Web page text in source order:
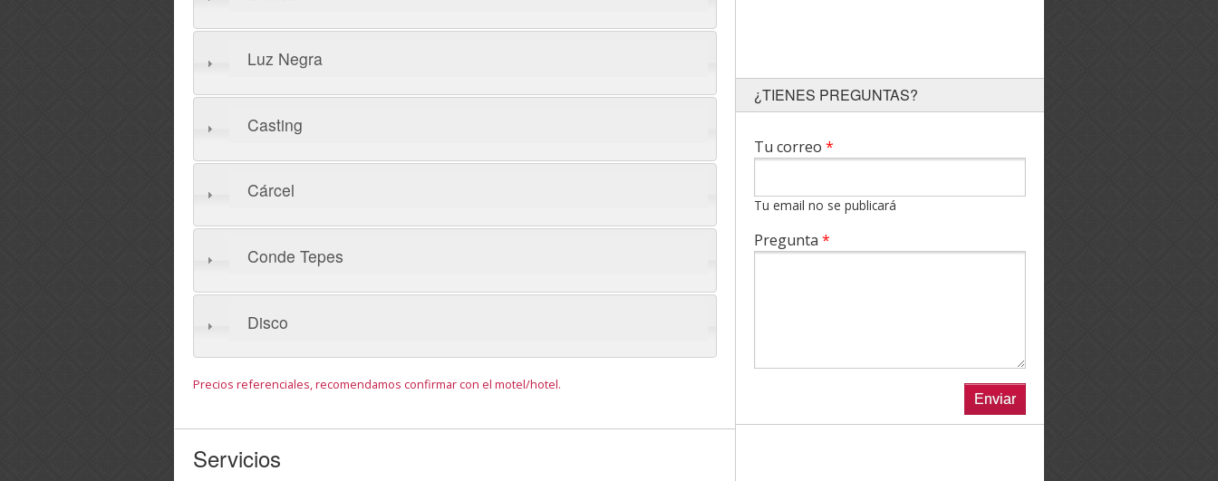
Luz Negra
Casting
Cárcel
Conde Tepes
Disco
Precios referenciales, recomendamos confirmar con el motel/hotel.
Servicios
¿TIENES PREGUNTAS?
Tu correo *
Tu email no se publicará
Pregunta *